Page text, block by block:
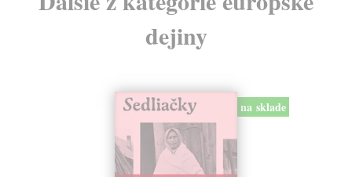
dejiny
na sklade